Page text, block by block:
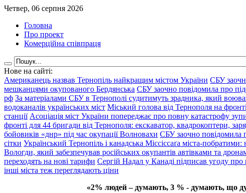
Четвер, 06 серпня 2026
Головна
Про проект
Комерційна співпраця
Нове на сайті:
Американець назвав Тернопіль найкращим містом України СБУ
мешканцями окупованого Бердянська СБУ заочно повідомила про
рф За матеріалами СБУ в Тернополі судитимуть зрадника, який
водоканалів українських міст Міський голова від Тернополя на
станції Асоціація міст України попереджає про повну катастрофу
фронті для 44 бригади від Тернополя: екскаватор, квадрокоптери,
бойовиків «днр» під час окупації Волновахи СБУ заочно повідомила
сітки Український Тернопіль і канадська Міссіссаґа міста-побратими:
Вологди, який забезпечував російських окупантів автівками та
переходять на нові тарифи Сергій Надал у Канаді підписав угоду
інші міста теж переглядають ціни
«2% людей – думають, 3 % - думають, що